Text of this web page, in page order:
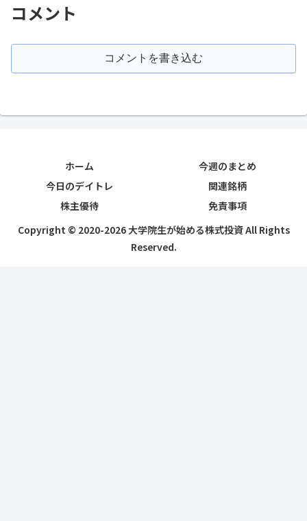
コメント
コメントを書き込む
ホーム
今週のまとめ
今日のデイトレ
関連銘柄
株主優待
免責事項
Copyright © 2020-2026 大学院生が始める株式投資 All Rights
Reserved.